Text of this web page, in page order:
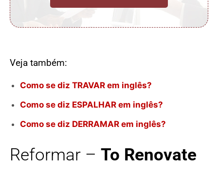
Veja também:
Como se diz TRAVAR em inglês?
Como se diz ESPALHAR em inglês?
Como se diz DERRAMAR em inglês?
Reformar – To Renovate